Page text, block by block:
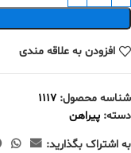
افزودن به علاقه مندی
شناسه محصول: 1117
دسته: پیراهن
به اشتراک بگذارید: